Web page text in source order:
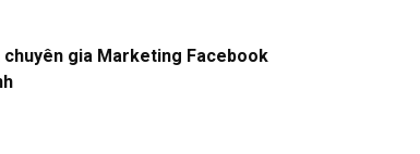
chuyên gia Marketing Facebook